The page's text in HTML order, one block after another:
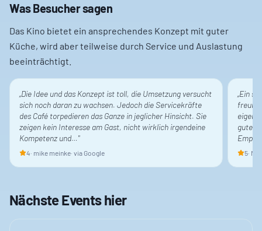
Was Besucher sagen
Das Kino bietet ein ansprechendes Konzept mit guter
Küche, wird aber teilweise durch Service und Auslastung
beeinträchtigt.
„Die Idee und das Konzept ist toll, die Umsetzung versucht
sich noch daran zu wachsen. Jedoch die Servicekräfte
des Café torpedieren das Ganze in jeglicher Hinsicht. Sie
zeigen kein Interesse am Gast, nicht wirklich irgendeine
Kompetenz und…"
4· mike meinke· via Google
„Ein
guter
5·
Nächste Events hier